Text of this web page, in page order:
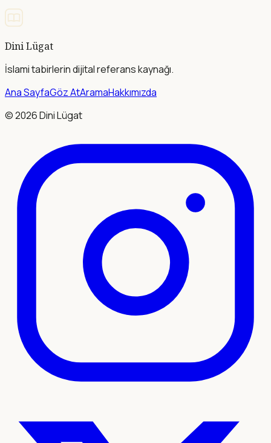
Dini Lügat
İslami tabirlerin dijital referans kaynağı.
Ana SayfaGöz AtAramaHakkımızda
©2026Dini Lügat